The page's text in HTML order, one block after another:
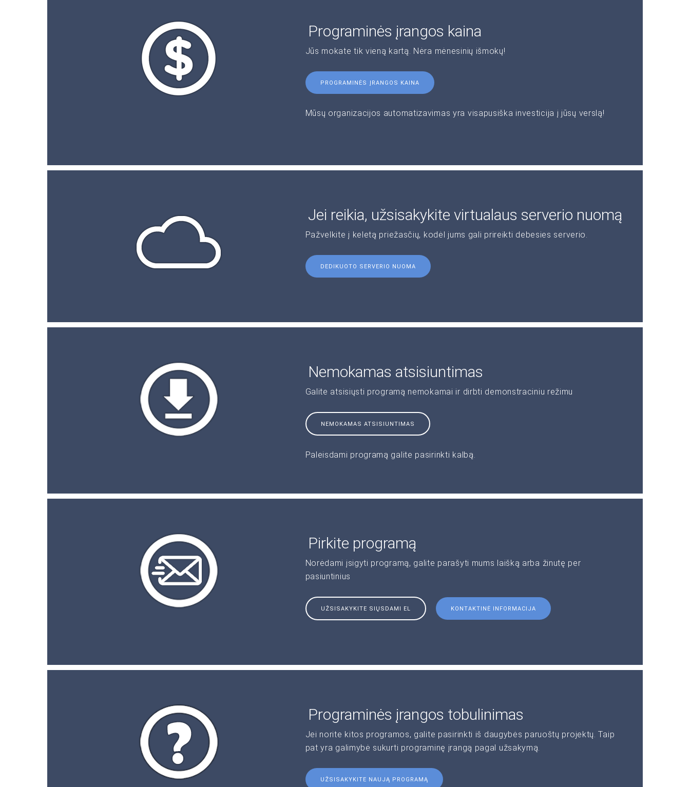
Programinės įrangos kaina
Jūs mokate tik vieną kartą. Nėra mėnesinių išmokų!
PROGRAMINĖS ĮRANGOS KAINA
Mūsų organizacijos automatizavimas yra visapusiška investicija į jūsų verslą!
Jei reikia, užsisakykite virtualaus serverio nuomą
Pažvelkite į keletą priežasčių, kodėl jums gali prireikti debesies serverio.
DEDIKUOTO SERVERIO NUOMA
Nemokamas atsisiuntimas
Galite atsisiųsti programą nemokamai ir dirbti demonstraciniu režimu
NEMOKAMAS ATSISIUNTIMAS
Paleisdami programą galite pasirinkti kalbą.
Pirkite programą
Norėdami įsigyti programą, galite parašyti mums laišką arba žinutę per
pasiuntinius
UŽSISAKYKITE SIŲSDAMI EL KONTAKTINĖ INFORMACIJA
Programinės įrangos tobulinimas
Jei norite kitos programos, galite pasirinkti iš daugybės paruoštų projektų. Taip
pat yra galimybė sukurti programinę įrangą pagal užsakymą.
UŽSISAKYKITE NAUJĄ PROGRAMĄ